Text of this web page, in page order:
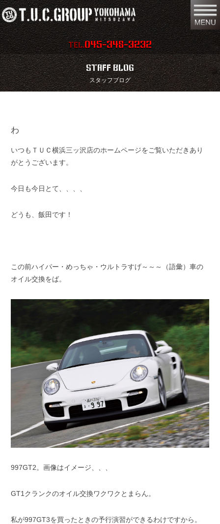
TEL.045-348-3232
在庫車両情報 店舗情報
保証内容 地図
スタッフ紹介
特別作業 注文販売
リクルート
STAFF BLOG
スタッフブログ
わ
いつもＴＵＣ横浜三ッ沢店のホームページをご覧いただきあり
がとうございます。
今日も今日とて、、、、
どうも、飯田です！
この前ハイパー・めっちゃ・ウルトラすげ～～～（語彙）車の
オイル交換をば。
997GT2。画像はイメージ、、、
GT1クランクのオイル交換ワクワクとまらん。
私が997GT3を買ったときの予行演習ができるわけですから。